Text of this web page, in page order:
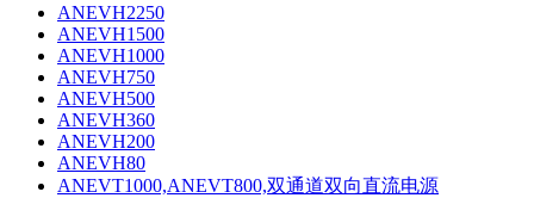
ANEVH2250
ANEVH1500
ANEVH1000
ANEVH750
ANEVH500
ANEVH360
ANEVH200
ANEVH80
ANEVT1000,ANEVT800,双通道双向直流电源